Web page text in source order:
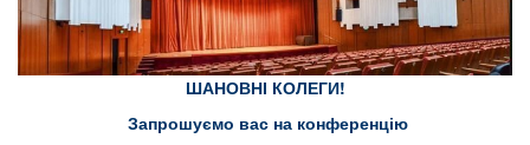
ШАНОВНІ КОЛЕГИ!
Запрошуємо вас на конференцію